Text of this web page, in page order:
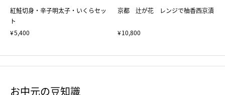
紅鮭切身・辛子明太子・いくらセッ
ト
5,400
京都 辻が花 レンジで柚香西京漬
10,800
お中元の豆知識